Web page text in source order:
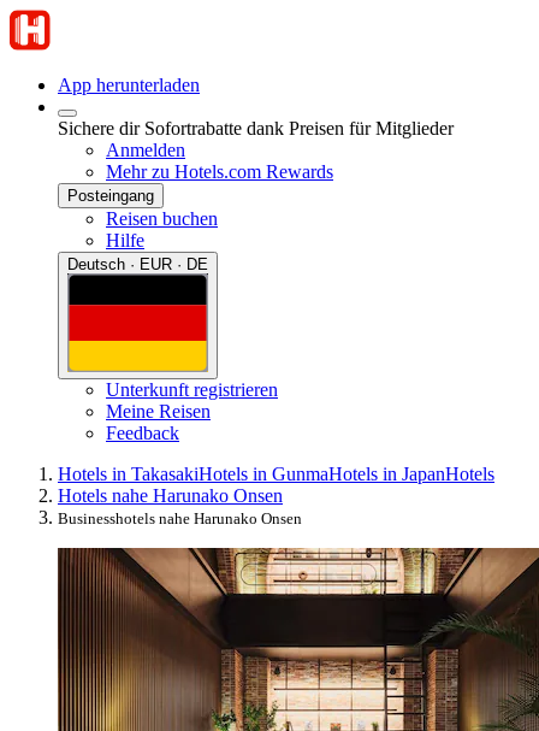
App herunterladen
Sichere dir Sofortrabatte dank Preisen für Mitglieder
Anmelden
Mehr zu Hotels.com Rewards
Posteingang
Reisen buchen
Hilfe
Deutsch · EUR · DE
Unterkunft registrieren
Meine Reisen
Feedback
Hotels in TakasakiHotels in GunmaHotels in JapanHotels
Hotels nahe Harunako Onsen
Businesshotels nahe Harunako Onsen